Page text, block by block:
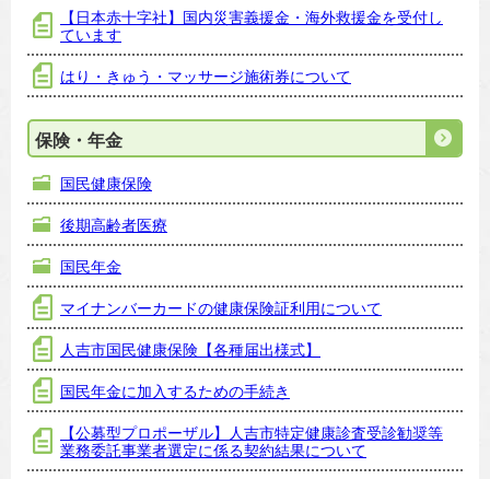
【日本赤十字社】国内災害義援金・海外救援金を受付し
ています
はり・きゅう・マッサージ施術券について
保険・年金
国民健康保険
後期高齢者医療
国民年金
マイナンバーカードの健康保険証利用について
人吉市国民健康保険【各種届出様式】
国民年金に加入するための手続き
【公募型プロポーザル】人吉市特定健康診査受診勧奨等
業務委託事業者選定に係る契約結果について